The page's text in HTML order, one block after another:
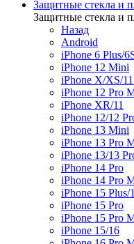
Защитные стекла и
Защитные стекла и
Назад
Android
iPhone 6 Plus/
iPhone 12 Mini
iPhone X/XS/
iPhone 12 Pro
iPhone XR/11
iPhone 12/12
iPhone 13 Mini
iPhone 13 Pro
iPhone 13/13
iPhone 14 Pro
iPhone 14 Pro
iPhone 15 Plus/
iPhone 15 Pro
iPhone 15 Pro
iPhone 15/16